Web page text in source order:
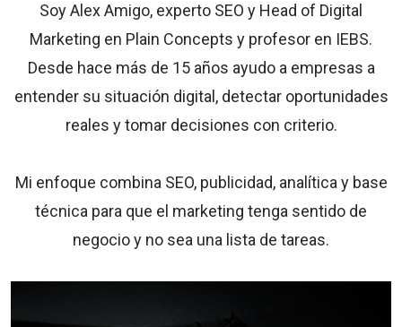
Soy Alex Amigo, experto SEO y Head of Digital
Marketing en Plain Concepts y profesor en IEBS.
Desde hace más de 15 años ayudo a empresas a
entender su situación digital, detectar oportunidades
reales y tomar decisiones con criterio.
Mi enfoque combina SEO, publicidad, analítica y base
técnica para que el marketing tenga sentido de
negocio y no sea una lista de tareas.